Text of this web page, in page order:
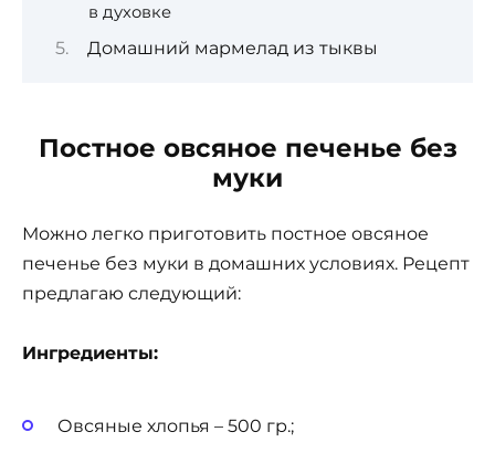
в духовке
Домашний мармелад из тыквы
Постное овсяное печенье без
муки
Можно легко приготовить постное овсяное
печенье без муки в домашних условиях. Рецепт
предлагаю следующий:
Ингредиенты:
Овсяные хлопья – 500 гр.;